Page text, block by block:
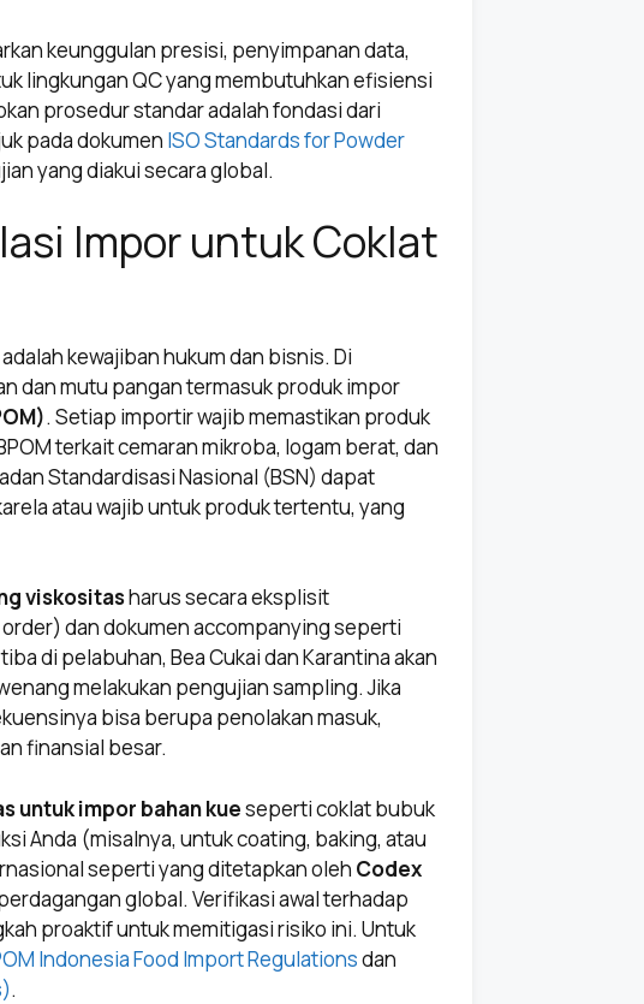
keunggulan presisi, penyimpanan data,
lingkungan QC yang membutuhkan efisiensi
prosedur standar adalah fondasi dari
pada dokumen ISO Standards for Powder
yang diakui secara global.
Impor untuk Coklat
adalah kewajiban hukum dan bisnis. Di
dan mutu pangan termasuk produk impor
. Setiap importir wajib memastikan produk
terkait cemaran mikroba, logam berat, dan
Standardisasi Nasional (BSN) dapat
atau wajib untuk produk tertentu, yang
viskositasharus secara eksplisit
dan dokumen accompanying seperti
di pelabuhan, Bea Cukai dan Karantina akan
melakukan pengujian sampling. Jika
bisa berupa penolakan masuk,
finansial besar.
untuk impor bahan kueseperti coklat bubuk
Anda (misalnya, untuk coating, baking, atau
seperti yang ditetapkan oleh Codex
global. Verifikasi awal terhadap
proaktif untuk memitigasi risiko ini. Untuk
Indonesia Food Import Regulationsdan
.